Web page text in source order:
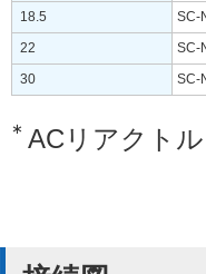
18.5
SC-
22
SC-
30
SC-
∗ ACリアクト